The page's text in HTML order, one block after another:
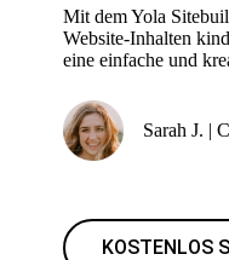
Mit dem Yola
Website-Inhalten
eine einfache und
Sarah J. |
KOSTENLOS